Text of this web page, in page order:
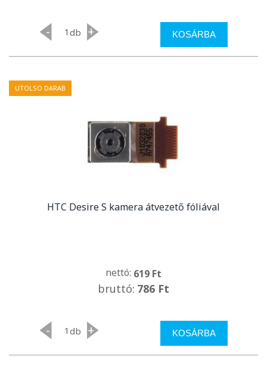
- db + KOSÁRBA
UTOLSO DARAB
HTC Desire S kamera átvezető fóliával
nettó: 619 Ft
bruttó: 786 Ft
- db + KOSÁRBA